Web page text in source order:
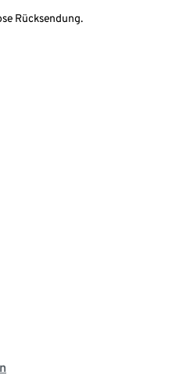
Rücksendung.